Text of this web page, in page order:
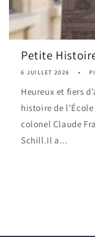
Petite
6 JUILLET 2026
Heureux et fiers
histoire de
colonel Claude
Schill.Il a...